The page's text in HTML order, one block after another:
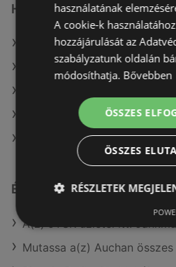
Hasonló kiskereskedők
A(z) Metro ajánlatai
A(z) CBA ajánlatai
A(z) Fressnapf-Hungária Kft.
A(z) Ecofamily ajánlatai
Érdeklődésre számot tartó
A(z) JYSK üzletei itt:
Mutassa a(z) Auchan
használatának
A cookie-k
hozzájárulását az
szabályzatunk oldalán
módosíthatja. Bővebben
ÖSSZES
ÖSSZES
RÉSZLETEK